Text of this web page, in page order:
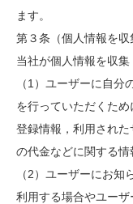
ます。
第３条（個人情報を収
当社が個人情報を収集
（1）ユーザーに自
を行っていただくた
登録情報，利用され
の代金などに関する
（2）ユーザーにお
利用する場合やユー